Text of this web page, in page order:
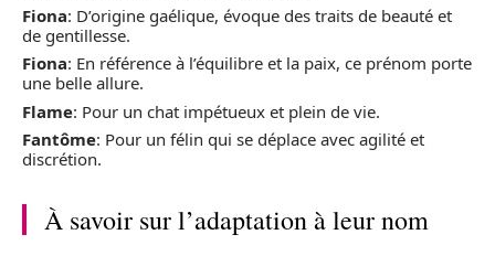
Fiona: D’origine gaélique, évoque des traits de beauté et
de gentillesse.
Fiona: En référence à l’équilibre et la paix, ce prénom porte
une belle allure.
Flame: Pour un chat impétueux et plein de vie.
Fantôme: Pour un félin qui se déplace avec agilité et
discrétion.
À savoir sur l’adaptation à leur nom